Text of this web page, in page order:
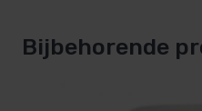
Bijbehorende